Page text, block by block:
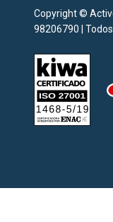
Copyright ©
98206790 |